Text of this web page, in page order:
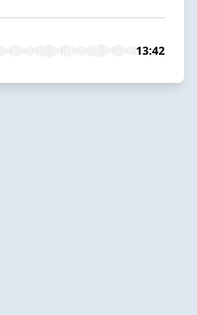
13:42